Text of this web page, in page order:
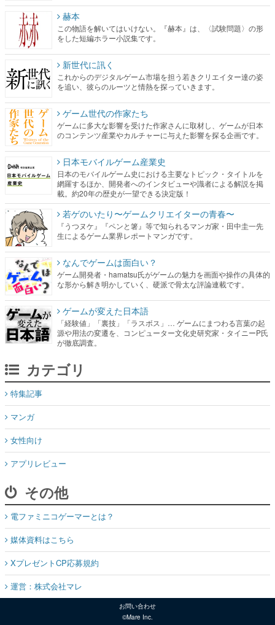
新世代に訊く
これからのデジタルゲーム市場を担う若きクリエイター達の姿
を追い、彼らのルーツと情熱を探っていきます。
ゲーム世代の作家たち
ゲームに多大な影響を受けた作家さんに取材し、ゲームが日本
のコンテンツ産業やカルチャーに与えた影響を探る企画です。
日本モバイルゲーム産業史
日本のモバイルゲーム史における主要なトピック・タイトルを
網羅するほか、開発者へのインタビューや識者による解説を掲
若ゲのいたり〜ゲームクリエイターの青春〜
『うつヌケ』『ペンと箸』等で知られるマンガ家・田中圭一先
生によるゲーム業界レポートマンガです。
なんでゲームは面白い？
ゲーム開発者・hamatsu氏がゲームの魅力を画面や操作の具体的
な形から解き明かしていく、硬派で骨太な評論連載です。
ゲームが変えた日本語
「経験値」「裏技」「ラスボス」… ゲームにまつわる言葉の起
源や用法の変遷を、コンピューター文化史研究家・タイニーP氏
カテゴリ
マンガ
女性向け
アプリレビュー
その他
電ファミニコゲーマーとは？
媒体資料はこちら
XプレゼントCP応募規約
運営：株式会社マレ